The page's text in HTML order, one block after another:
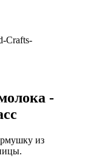
Crafts-
-
из